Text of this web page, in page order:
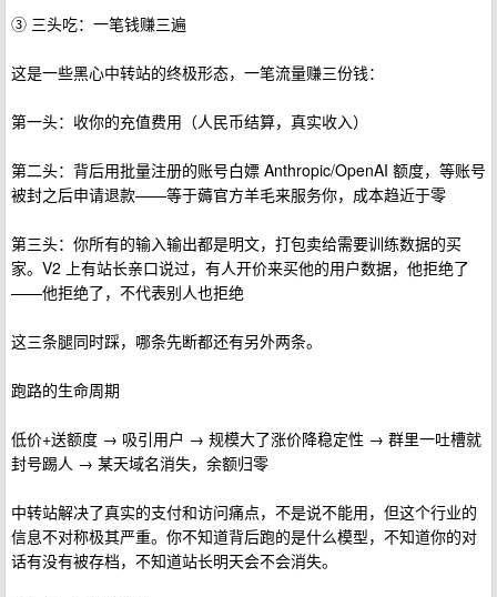
③ 三头吃：一笔钱赚三遍
这是一些黑心中转站的终极形态，一笔流量赚三份钱：
第一头：收你的充值费用（人民币结算，真实收入）
第二头：背后用批量注册的账号白嫖 Anthropic/OpenAI 额度，等账号
被封之后申请退款——等于薅官方羊毛来服务你，成本趋近于零
第三头：你所有的输入输出都是明文，打包卖给需要训练数据的买
家。V2 上有站长亲口说过，有人开价来买他的用户数据，他拒绝了
——他拒绝了，不代表别人也拒绝
这三条腿同时踩，哪条先断都还有另外两条。
跑路的生命周期
低价+送额度 → 吸引用户 → 规模大了涨价降稳定性 → 群里一吐槽就
封号踢人 → 某天域名消失，余额归零
中转站解决了真实的支付和访问痛点，不是说不能用，但这个行业的
信息不对称极其严重。你不知道背后跑的是什么模型，不知道你的对
话有没有被存档，不知道站长明天会不会消失。